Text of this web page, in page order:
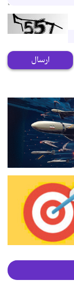
ارسال